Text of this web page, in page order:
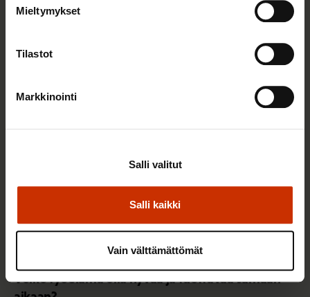
Mieltymykset
Tilastot
Markkinointi
Salli kaikki
Salli valitut
Vain välttämättömät
Lisää kirjoittajalta
TERVE JA HYVÄ TYÖELÄMÄ
Voiko työelämä olla hyvää ja tuottavaa samaan